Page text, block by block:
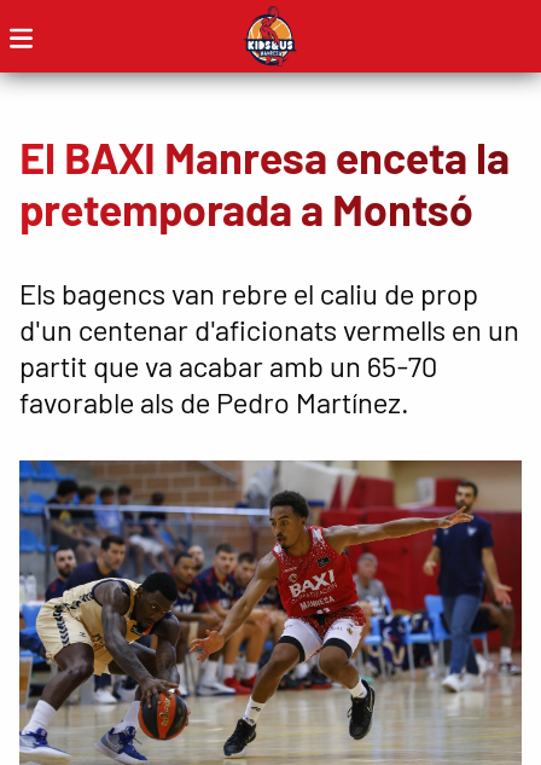
El BAXI Manresa enceta la
pretemporada a Montsó
Els bagencs van rebre el caliu de prop
d'un centenar d'aficionats vermells en un
partit que va acabar amb un 65-70
favorable als de Pedro Martínez.